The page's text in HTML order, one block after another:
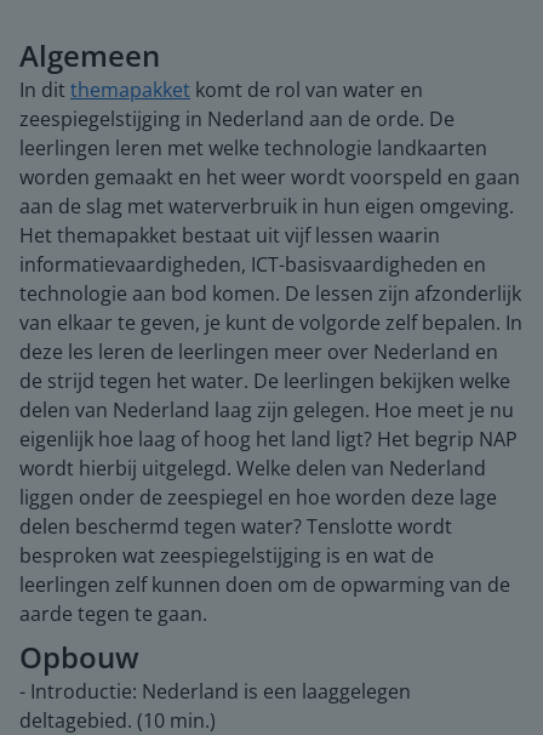
Algemeen
In ditthemapakket komt de rol van water en
zeespiegelstijging in Nederland aan de orde. De
leerlingen leren met welke technologie landkaarten
worden gemaakt en het weer wordt voorspeld en gaan
aan de slag met waterverbruik in hun eigen omgeving.
Het themapakket bestaat uit vijf lessen waarin
informatievaardigheden, ICT-basisvaardigheden en
technologie aan bod komen. De lessen zijn afzonderlijk
van elkaar te geven, je kunt de volgorde zelf bepalen. In
deze les leren de leerlingen meer over Nederland en
de strijd tegen het water. De leerlingen bekijken welke
delen van Nederland laag zijn gelegen. Hoe meet je nu
eigenlijk hoe laag of hoog het land ligt? Het begrip NAP
wordt hierbij uitgelegd. Welke delen van Nederland
liggen onder de zeespiegel en hoe worden deze lage
delen beschermd tegen water? Tenslotte wordt
besproken wat zeespiegelstijging is en wat de
leerlingen zelf kunnen doen om de opwarming van de
aarde tegen te gaan.
Opbouw
- Introductie: Nederland is een laaggelegen
deltagebied. (10 min.)